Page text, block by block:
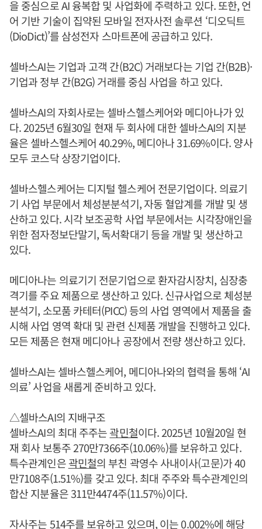
을 중심으로 AI 융복합 및 사업화에 주력하고 있다. 또한, 언
어 기반 기술이 집약된 모바일 전자사전 솔루션 ‘디오딕트
(DioDict)’를 삼성전자 스마트폰에 공급하고 있다.
셀바스AI는 기업과 고객 간(B2C) 거래보다는 기업 간(B2B)·
기업과 정부 간(B2G) 거래를 중심 사업을 하고 있다.
셀바스AI의 자회사로는 셀바스헬스케어와 메디아나가 있
다. 2025년 6월30일 현재 두 회사에 대한 셀바스AI의 지분
율은 셀바스헬스케어 40.29%, 메디아나 31.69%이다. 양사
모두 코스닥 상장기업이다.
셀바스헬스케어는 디지털 헬스케어 전문기업이다. 의료기
기 사업 부문에서 체성분분석기, 자동 혈압계를 개발 및 생
산하고 있다. 시각 보조공학 사업 부문에서는 시각장애인을
위한 점자정보단말기, 독서확대기 등을 개발 및 생산하고
있다.
메디아나는 의료기기 전문기업으로 환자감시장치, 심장충
격기를 주요 제품으로 생산하고 있다. 신규사업으로 체성분
분석기, 소모품 카테터(PICC) 등의 사업 영역에서 제품을 출
시해 사업 영역 확대 및 관련 신제품 개발을 진행하고 있다.
모든 제품은 현재 메디아나 공장에서 전량 생산하고 있다.
셀바스AI는 셀바스헬스케어, 메디아나와의 협력을 통해 ‘AI
의료’ 사업을 새롭게 준비하고 있다.
△셀바스AI의 지배구조
셀바스AI의 최대 주주는곽민철이다. 2025년 10월20일 현
재 회사 보통주 270만7366주(10.06%)를 보유하고 있다.
특수관계인은곽민철의 부친 곽영수 사내이사(고문)가 40
만7108주(1.51%)를 갖고 있다. 최대 주주와 특수관계인의
합산 지분율은 311만4474주(11.57%)이다.
자사주는 514주를 보유하고 있으며, 이는 0.002%에 해당